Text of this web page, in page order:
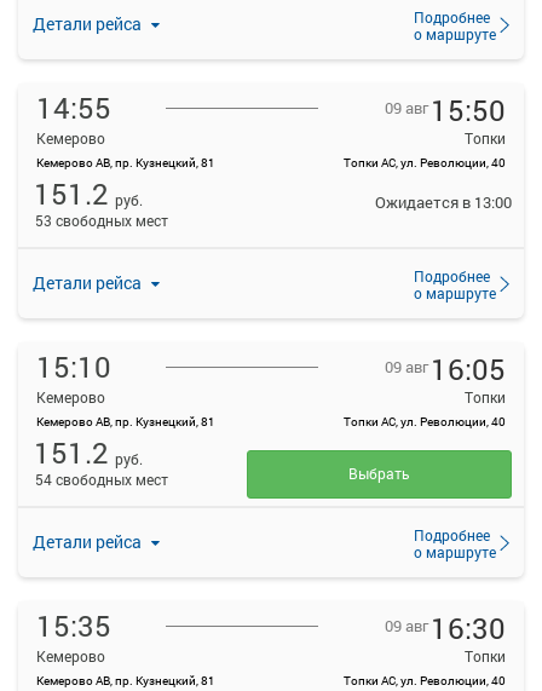
Детали рейса
Подробнее
о маршруте
14:55
Кемерово
Кемерово АВ, пр. Кузнецкий, 81
09 авг 15:50
Топки
Топки АС, ул. Революции, 40
Детали рейса
Подробнее
о маршруте
151.2 руб.
53 свободных мест
Ожидается в 13:00
15:10
Кемерово
Кемерово АВ, пр. Кузнецкий, 81
09 авг 16:05
Топки
Топки АС, ул. Революции, 40
Детали рейса
Подробнее
о маршруте
151.2 руб.
54 свободных мест
Выбрать
15:35
Кемерово
Кемерово АВ, пр. Кузнецкий, 81
09 авг 16:30
Топки
Топки АС, ул. Революции, 40